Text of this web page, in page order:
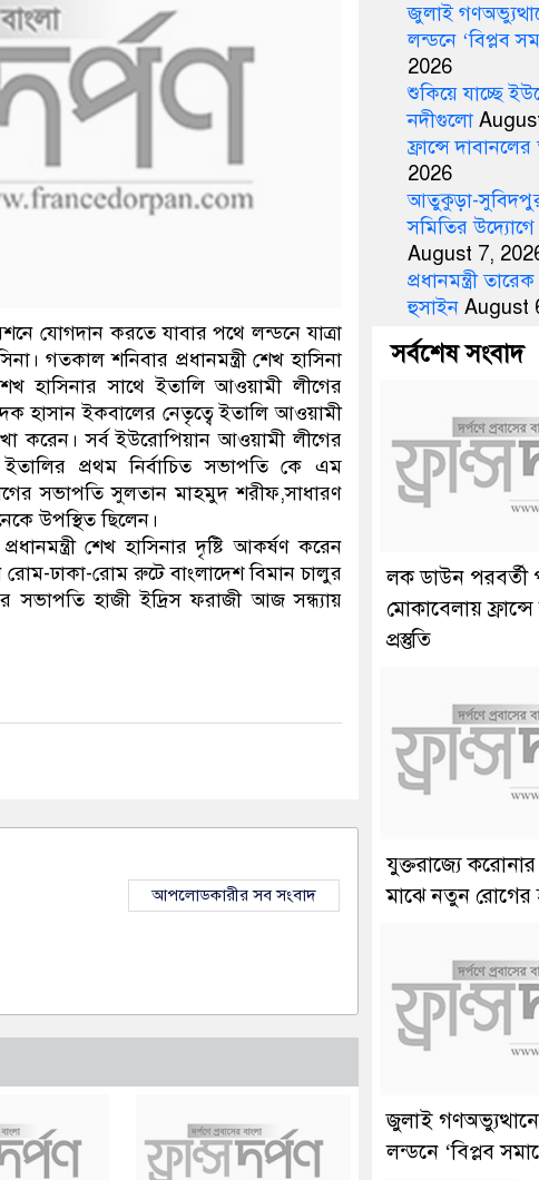
যোগদান করতে যাবার পথে লন্ডনে যাত্রা
গতকাল শনিবার প্রধানমন্ত্রী শেখ হাসিনা
হাসিনার সাথে ইতালি আওয়ামী লীগের
হাসান ইকবালের নেতৃত্বে ইতালি আওয়ামী
করেন। সর্ব ইউরোপিয়ান আওয়ামী লীগের
প্রথম নির্বাচিত সভাপতি কে এম
সভাপতি সুলতান মাহমুদ শরীফ,সাধারণ
উপস্থিত ছিলেন।
শেখ হাসিনার দৃষ্টি আকর্ষণ করেন
রোম-ঢাকা-রোম রুটে বাংলাদেশ বিমান চালুর
সভাপতি হাজী ইদ্রিস ফরাজী আজ সন্ধ্যায়
আপলোডকারীর সব সংবাদ
জুলাই
লন্ডনে ‘বিপ্লব
2026
শুকিয়ে যাচ্ছে
নদীগুলো
ফ্রান্সে দাবানলের
2026
আতুকুড়া-সুবিদপুর
সমিতির
August 7,
প্রধানমন্ত্রী
হুসাইন August
সর্বশেষ সংবাদ
লক ডাউন পরবর্তী
মোকাবেলায়
প্রস্তুতি
যুক্তরাজ্যে
মাঝে নতুন রোগের
জুলাই
লন্ডনে ‘বিপ্লব